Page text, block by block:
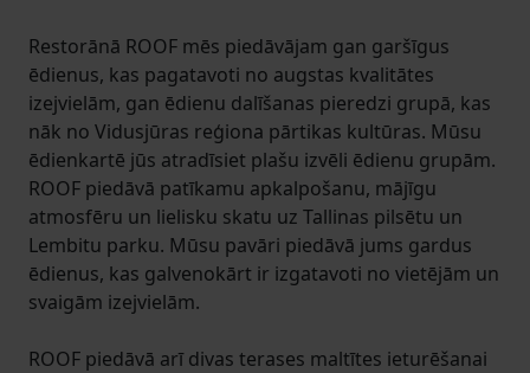
Restorānā ROOF mēs piedāvājam gan garšīgus
ēdienus, kas pagatavoti no augstas kvalitātes
izejvielām, gan ēdienu dalīšanas pieredzi grupā, kas
nāk no Vidusjūras reģiona pārtikas kultūras. Mūsu
ēdienkartē jūs atradīsiet plašu izvēli ēdienu grupām.
ROOF piedāvā patīkamu apkalpošanu, mājīgu
atmosfēru un lielisku skatu uz Tallinas pilsētu un
Lembitu parku. Mūsu pavāri piedāvā jums gardus
ēdienus, kas galvenokārt ir izgatavoti no vietējām un
svaigām izejvielām.
ROOF piedāvā arī divas terases maltītes ieturēšanai